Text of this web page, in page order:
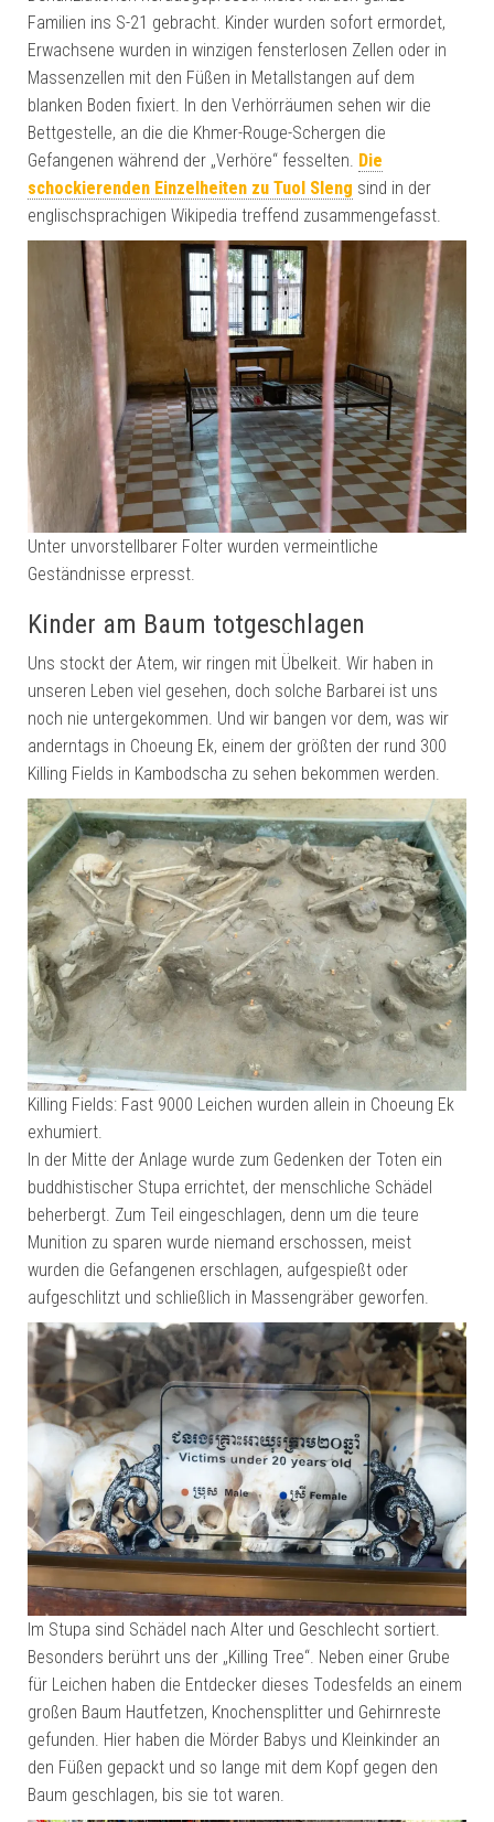
Familien ins S-21 gebracht. Kinder wurden sofort ermordet,
Erwachsene wurden in winzigen fensterlosen Zellen oder in
Massenzellen mit den Füßen in Metallstangen auf dem
blanken Boden fixiert. In den Verhörräumen sehen wir die
Bettgestelle, an die die Khmer-Rouge-Schergen die
Gefangenen während der „Verhöre“ fesselten. Die
schockierenden Einzelheiten zu Tuol Sleng sind in der
englischsprachigen Wikipedia treffend zusammengefasst.
Unter unvorstellbarer Folter wurden vermeintliche
Geständnisse erpresst.
Kinder am Baum totgeschlagen
Uns stockt der Atem, wir ringen mit Übelkeit. Wir haben in
unseren Leben viel gesehen, doch solche Barbarei ist uns
noch nie untergekommen. Und wir bangen vor dem, was wir
anderntags in Choeung Ek, einem der größten der rund 300
Killing Fields in Kambodscha zu sehen bekommen werden.
Killing Fields: Fast 9000 Leichen wurden allein in Choeung Ek
exhumiert.
In der Mitte der Anlage wurde zum Gedenken der Toten ein
buddhistischer Stupa errichtet, der menschliche Schädel
beherbergt. Zum Teil eingeschlagen, denn um die teure
Munition zu sparen wurde niemand erschossen, meist
wurden die Gefangenen erschlagen, aufgespießt oder
aufgeschlitzt und schließlich in Massengräber geworfen.
Im Stupa sind Schädel nach Alter und Geschlecht sortiert.
Besonders berührt uns der „Killing Tree“. Neben einer Grube
für Leichen haben die Entdecker dieses Todesfelds an einem
großen Baum Hautfetzen, Knochensplitter und Gehirnreste
gefunden. Hier haben die Mörder Babys und Kleinkinder an
den Füßen gepackt und so lange mit dem Kopf gegen den
Baum geschlagen, bis sie tot waren.